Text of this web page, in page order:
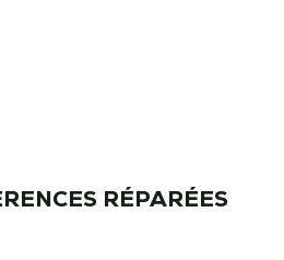
RÉPARÉES